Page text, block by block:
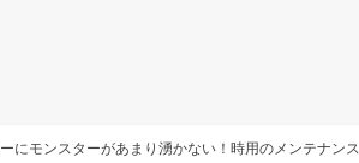
にモンスターがあまり湧かない！時用のメンテナンス